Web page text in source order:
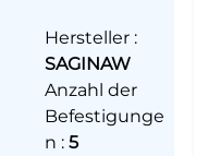
Hersteller :
SAGINAW
Anzahl der
Befestigunge
n : 5